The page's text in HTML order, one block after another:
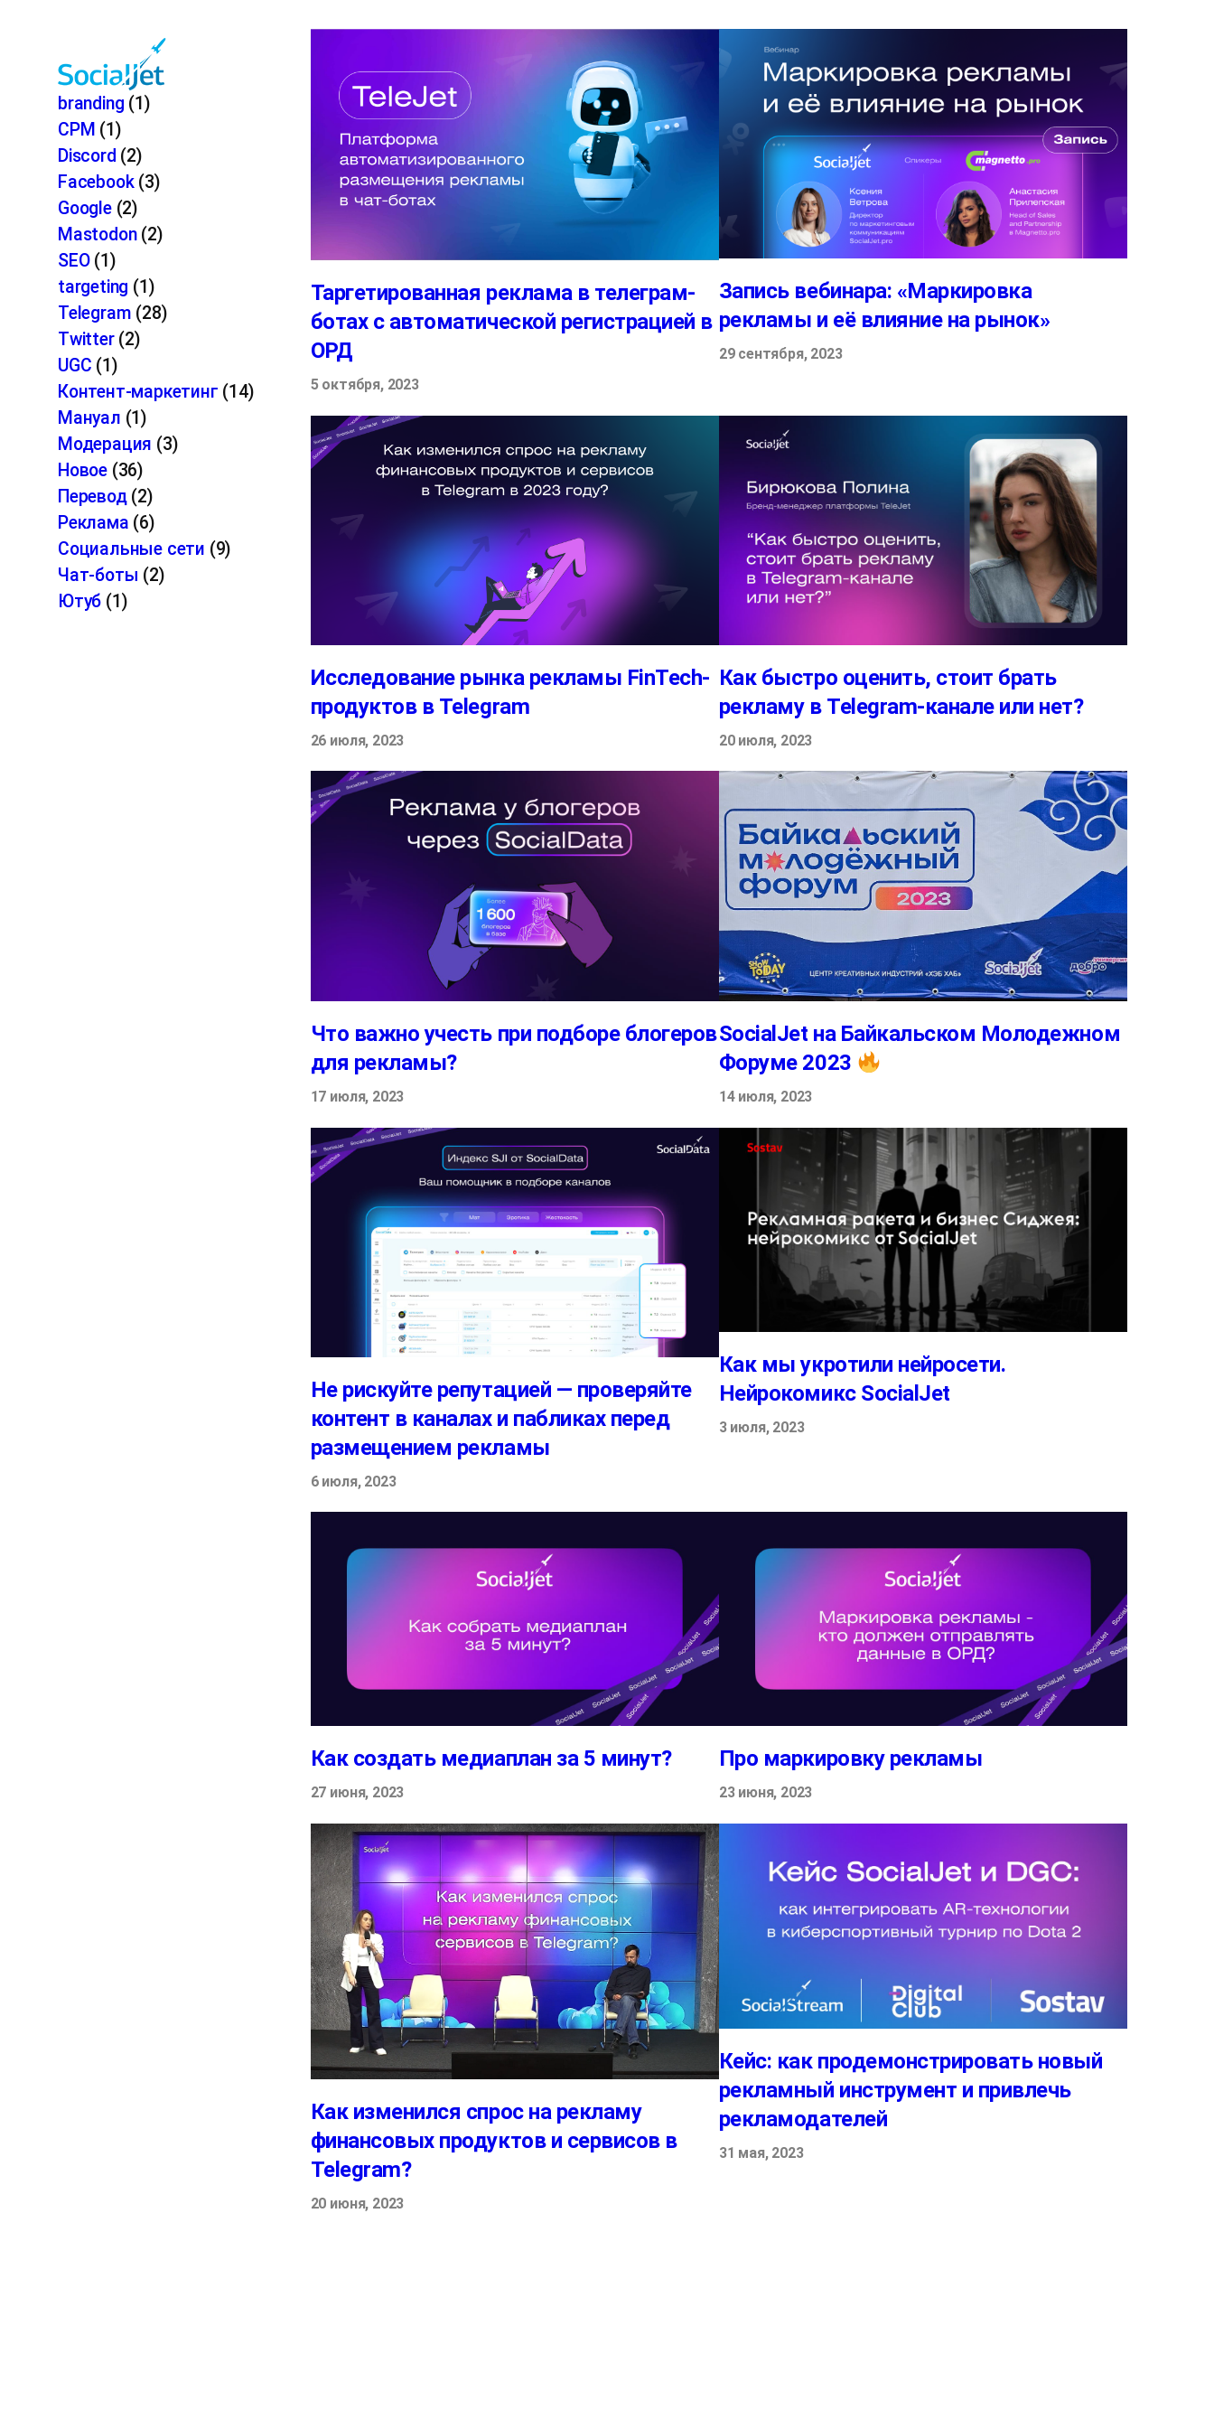
содержимому
branding (1)
CPM (1)
Discord (2)
Facebook(3)
Google(2)
Mastodon(2)
SEO(1)
targeting (1)
Telegram (28)
Twitter(2)
UGC (1)
Контент-маркетинг (14)
Мануал (1)
Модерация (3)
Новое (36)
Перевод(2)
Реклама (6)
Социальные сети (9)
Чат-боты (2)
Ютуб (1)
Таргетированная реклама в телеграм-
ботах с автоматической регистрацией в
ОРД
5 октября, 2023
Запись вебинара: «Маркировка
рекламы и её влияние на рынок»
29 сентября, 2023
Исследование рынка рекламы FinTech-
продуктов в Telegram
26 июля, 2023
Как быстро оценить, стоит брать
рекламу в Telegram-канале или нет?
20 июля, 2023
Что важно учесть при подборе блогеров
для рекламы?
17 июля, 2023
SocialJet на Байкальском Молодежном
Форуме 2023
14 июля, 2023
Не рискуйте репутацией — проверяйте
контент в каналах и пабликах перед
размещением рекламы
6 июля, 2023
Как мы укротили нейросети.
Нейрокомикс SocialJet
3 июля, 2023
Как создать медиаплан за 5 минут?
27 июня, 2023
Про маркировку рекламы
23 июня, 2023
Как изменился спрос на рекламу
финансовых продуктов и сервисов в
Telegram?
20 июня, 2023
Кейс: как продемонстрировать новый
рекламный инструмент и привлечь
рекламодателей
31 мая, 2023